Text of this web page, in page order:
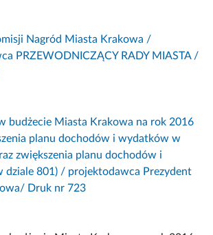
Nagród Miasta Krakowa /
PRZEWODNICZĄCY RADY MIASTA /
budżecie Miasta Krakowa na rok 2016
planu dochodów i wydatków w
zwiększenia planu dochodów i
dziale 801) / projektodawca Prezydent
Druk nr 723